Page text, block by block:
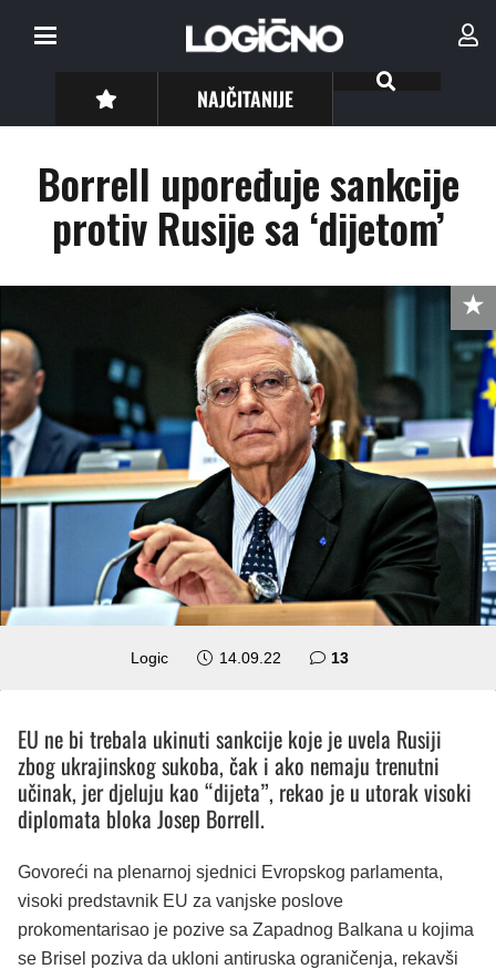
NAJČITANIJE
Borrell upoređuje sankcije
protiv Rusije sa ‘dijetom’
Logic 14.09.22 13komentara
EU ne bi trebala ukinuti sankcije koje je uvela Rusiji
zbog ukrajinskog sukoba, čak i ako nemaju trenutni
učinak, jer djeluju kao “dijeta”, rekao je u utorak visoki
diplomata bloka Josep Borrell.
Govoreći na plenarnoj sjednici Evropskog parlamenta,
visoki predstavnik EU za vanjske poslove
prokomentarisao je pozive sa Zapadnog Balkana u kojima
se Brisel poziva da ukloni antiruska ograničenja, rekavši